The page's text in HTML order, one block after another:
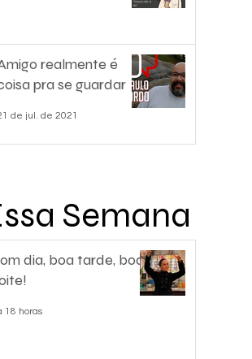
realmente é
pra se guardar
de jul. de 2021
dia, boa tarde, boa
18 horas
Semana